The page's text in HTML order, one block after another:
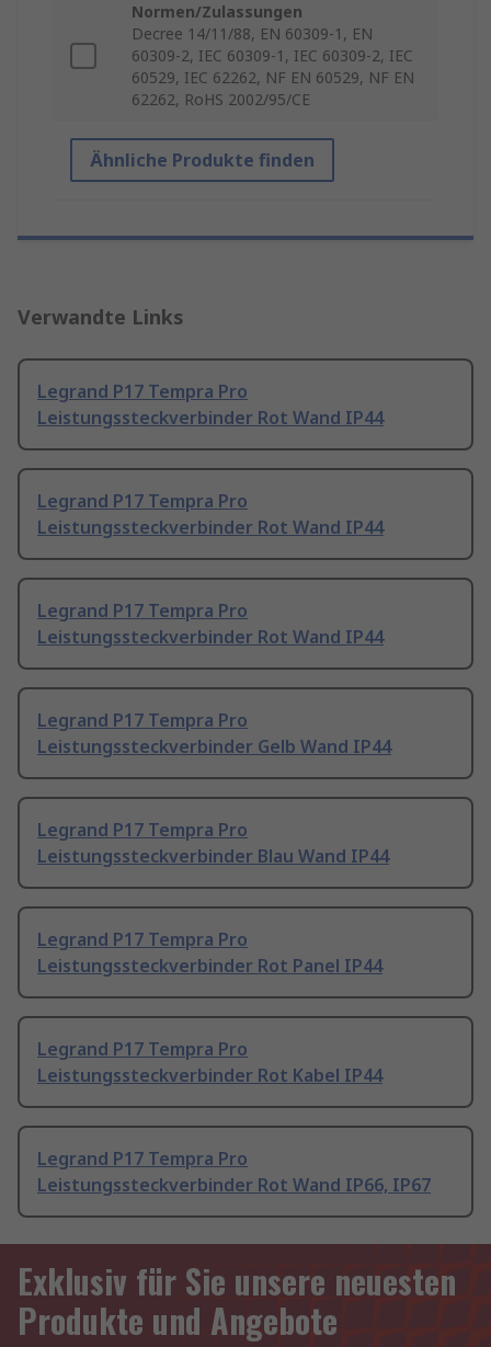
Normen/Zulassungen
Decree 14/11/88, EN 60309-1, EN
60309-2, IEC 60309-1, IEC 60309-2, IEC
60529, IEC 62262, NF EN 60529, NF EN
62262, RoHS 2002/95/CE
Ähnliche Produkte finden
Verwandte Links
Legrand P17 Tempra Pro
Leistungssteckverbinder Rot Wand IP44
Legrand P17 Tempra Pro
Leistungssteckverbinder Rot Wand IP44
Legrand P17 Tempra Pro
Leistungssteckverbinder Rot Wand IP44
Legrand P17 Tempra Pro
Leistungssteckverbinder Gelb Wand IP44
Legrand P17 Tempra Pro
Leistungssteckverbinder Blau Wand IP44
Legrand P17 Tempra Pro
Leistungssteckverbinder Rot Panel IP44
Legrand P17 Tempra Pro
Leistungssteckverbinder Rot Kabel IP44
Legrand P17 Tempra Pro
Leistungssteckverbinder Rot Wand IP66, IP67
Exklusiv für Sie unsere neuesten
Produkte und Angebote